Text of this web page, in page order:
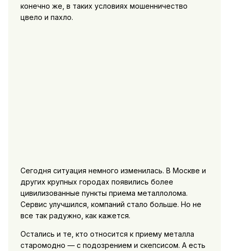
конечно же, в таких условиях мошенничество
цвело и пахло.
Сегодня ситуация немного изменилась. В Москве и
других крупных городах появились более
цивилизованные пункты приема металлолома.
Сервис улучшился, компаний стало больше. Но не
все так радужно, как кажется.
Остались и те, кто относится к приему металла
старомодно — с подозрением и скепсисом. А есть